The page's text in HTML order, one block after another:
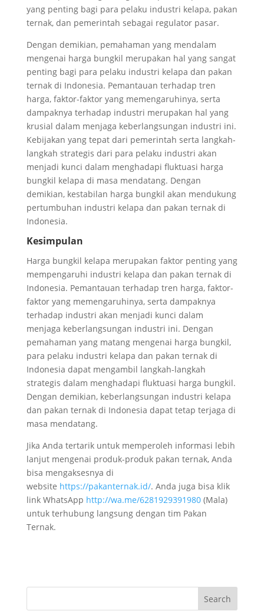
yang penting bagi para pelaku industri kelapa, pakan
ternak, dan pemerintah sebagai regulator pasar.
Dengan demikian, pemahaman yang mendalam
mengenai harga bungkil merupakan hal yang sangat
penting bagi para pelaku industri kelapa dan pakan
ternak di Indonesia. Pemantauan terhadap tren
harga, faktor-faktor yang memengaruhinya, serta
dampaknya terhadap industri merupakan hal yang
krusial dalam menjaga keberlangsungan industri ini.
Kebijakan yang tepat dari pemerintah serta langkah-
langkah strategis dari para pelaku industri akan
menjadi kunci dalam menghadapi fluktuasi harga
bungkil kelapa di masa mendatang. Dengan
demikian, kestabilan harga bungkil akan mendukung
pertumbuhan industri kelapa dan pakan ternak di
Indonesia.
Kesimpulan
Harga bungkil kelapa merupakan faktor penting yang
mempengaruhi industri kelapa dan pakan ternak di
Indonesia. Pemantauan terhadap tren harga, faktor-
faktor yang memengaruhinya, serta dampaknya
terhadap industri akan menjadi kunci dalam
menjaga keberlangsungan industri ini. Dengan
pemahaman yang matang mengenai harga bungkil,
para pelaku industri kelapa dan pakan ternak di
Indonesia dapat mengambil langkah-langkah
strategis dalam menghadapi fluktuasi harga bungkil.
Dengan demikian, keberlangsungan industri kelapa
dan pakan ternak di Indonesia dapat tetap terjaga di
masa mendatang.
Jika Anda tertarik untuk memperoleh informasi lebih
lanjut mengenai produk-produk pakan ternak, Anda
bisa mengaksesnya di
website https://pakanternak.id/. Anda juga bisa klik
link WhatsApp http://wa.me/6281929391980(Mala)
untuk terhubung langsung dengan tim Pakan
Ternak.
Search